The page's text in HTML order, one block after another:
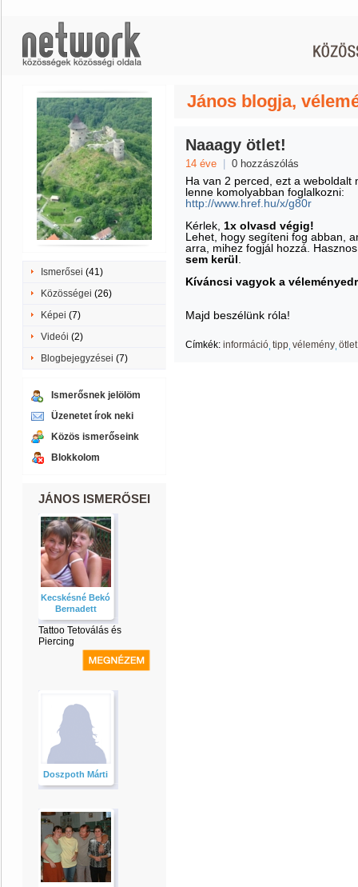
Ismerősei (41)
Közösségei (26)
Képei (7)
Videói (2)
Blogbejegyzései (7)
Ismerősnek jelölöm
Üzenetet írok neki
Közös ismerőseink
Blokkolom
JÁNOS ISMERŐSEI
Kecskésné Bekó
Bernadett
Tattoo Tetoválás és
Piercing
Doszpoth Márti
János blogja,
Naaagy ötlet!
14 éve 0 hozzászólás
Ha van 2 perced, ezt a
lenne komolyabban foglalkozni:
http://www.href.hu/x/g80r
Kérlek, 1x olvasd végig!
Lehet, hogy segíteni fog abban,
arra, mihez fogjál hozzá.
sem kerül
Kíváncsi vagyok a
Majd beszélünk róla!
Címkék: információ tipp vélemény ötlet